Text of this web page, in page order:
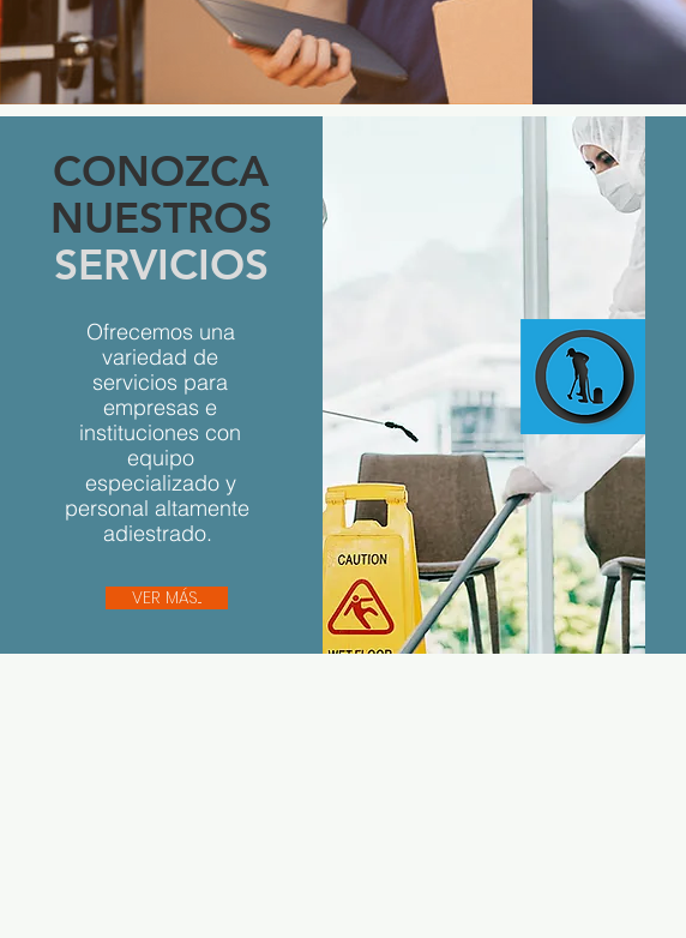
CONOZCA
NUESTROS
SERVICIOS
Ofrecemos una
variedad de
servicios para
empresas e
instituciones con
equipo
especializado y
personal altamente
adiestrado.
VER MÁS...